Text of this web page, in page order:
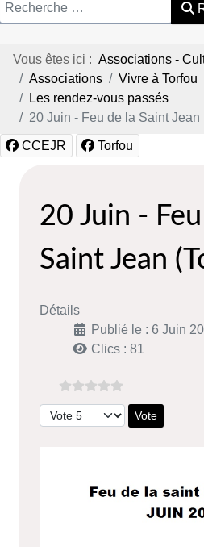
Vous êtes ici : Associations -
Associations
Vivre à Torfou
Les rendez-vous passés
20 Juin - Feu de la Saint Jean
CCEJR Torfou
20 Juin -
Saint Jean
Détails
Publié le : 6 Juin
Clics : 81
Veuillez voter